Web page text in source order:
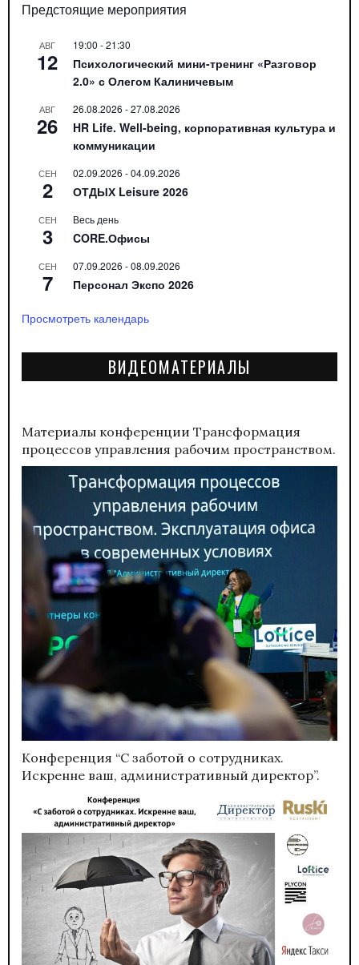
Предстоящие мероприятия
АВГ
12
19:00 -21:30
Психологический мини-тренинг «Разговор
2.0» с Олегом Калиничевым
АВГ
26
26.08.2026 -27.08.2026
HR Life. Well-being, корпоративная культура и
коммуникации
СЕН
2
02.09.2026 -04.09.2026
ОТДЫХ Leisure 2026
СЕН
3
Весь день
CORE.Офисы
СЕН
7
07.09.2026 -08.09.2026
Персонал Экспо 2026
Просмотреть календарь
ВИДЕОМАТЕРИАЛЫ
Материалы конференции Трансформация
процессов управления рабочим пространством.
Конференция “С заботой о сотрудниках.
Искренне ваш, административный директор”.